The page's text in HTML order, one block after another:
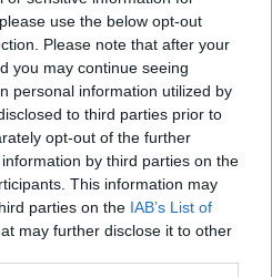
use the below opt-out
Please note that after your
you may continue seeing
personal information utilized by
to third parties prior to
opt-out of the further
by third parties on the
This information may
parties on the IAB’s List of
may further disclose it to other
για τη δημιουργία
το αρχικό παρεκκλήσι
η ιστορία του δεν
ανεγέρθηκε εκ νέου από τα